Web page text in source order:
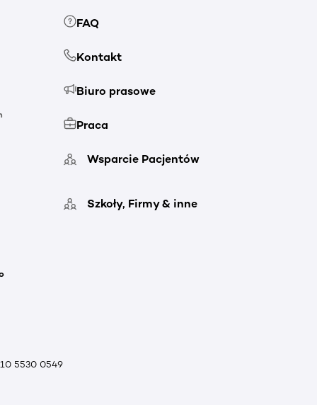
FAQ
Kontakt
Biuro prasowe
Praca
Wsparcie Pacjentów
Szkoły, Firmy & inne
5530 0549